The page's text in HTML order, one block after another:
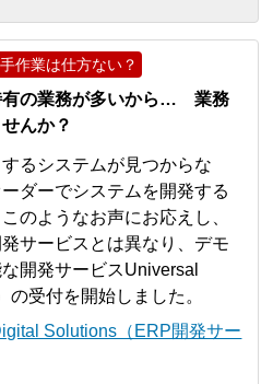
作業は仕方ない？
有の業務が多いから… 業務
んか？
るシステムが見つからな
ダーでシステムを開発する
のようなお声にお応えし、
サービスとは異なり、デモ
開発サービスUniversal
受付を開始しました。
Solutions（ERP開発サー